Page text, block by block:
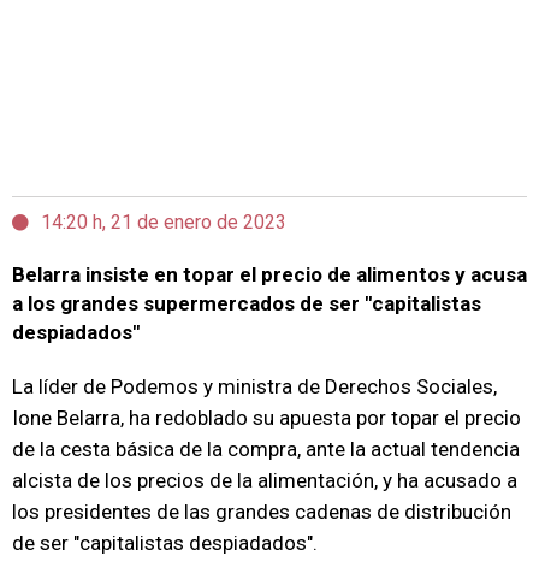
14:20 h, 21 de enero de 2023
Belarra insiste en topar el precio de alimentos y acusa
a los grandes supermercados de ser "capitalistas
despiadados"
La líder de Podemos y ministra de Derechos Sociales,
Ione Belarra, ha redoblado su apuesta por topar el precio
de la cesta básica de la compra, ante la actual tendencia
alcista de los precios de la alimentación, y ha acusado a
los presidentes de las grandes cadenas de distribución
de ser "capitalistas despiadados".